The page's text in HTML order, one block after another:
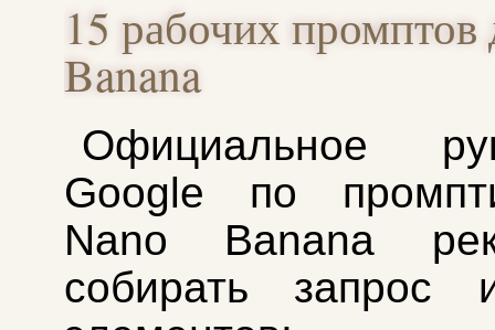
15 рабочих промптов
Banana
Официальное
Google по
Nano Banana
собирать запрос